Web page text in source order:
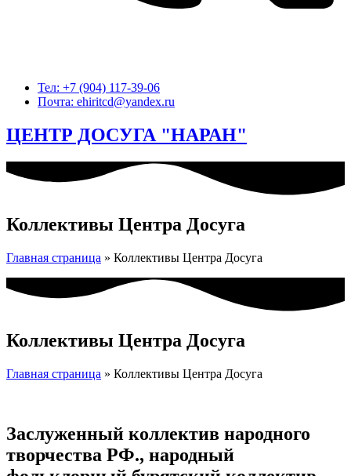
Тел: +7 (904) 117-39-06
Почта: ehiritcd@yandex.ru
ЦЕНТР ДОСУГА "НАРАН"
Коллективы Центра Досуга
Главная страница » Коллективы Центра Досуга
Коллективы Центра Досуга
Главная страница » Коллективы Центра Досуга
Заслуженный коллектив народного
творчества РФ., народный